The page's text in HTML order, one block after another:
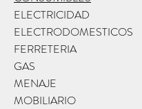
ELECTRICIDAD
ELECTRODOMESTICOS
FERRETERIA
GAS
MENAJE
MOBILIARIO